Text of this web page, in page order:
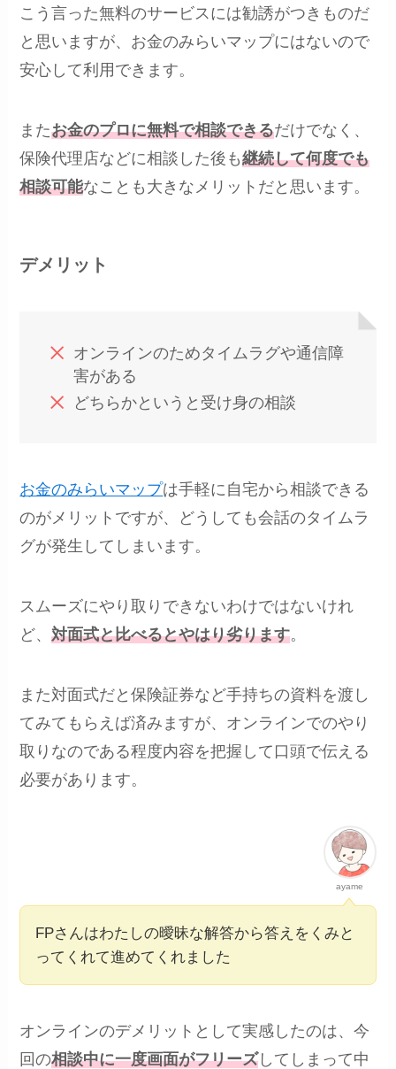
こう言った無料のサービスには勧誘がつきものだ
と思いますが、お金のみらいマップにはないので
安心して利用できます。
またお金のプロに無料で相談できるだけでなく、
保険代理店などに相談した後も継続して何度でも
相談可能なことも大きなメリットだと思います。
デメリット
オンラインのためタイムラグや通信障
害がある
どちらかというと受け身の相談
お金のみらいマップは手軽に自宅から相談できる
のがメリットですが、どうしても会話のタイムラ
グが発生してしまいます。
スムーズにやり取りできないわけではないけれ
ど、対面式と比べるとやはり劣ります。
また対面式だと保険証券など手持ちの資料を渡し
てみてもらえば済みますが、オンラインでのやり
取りなのである程度内容を把握して口頭で伝える
必要があります。
ayame
FPさんはわたしの曖昧な解答から答えをくみと
ってくれて進めてくれました
オンラインのデメリットとして実感したのは、今
回の相談中に一度画面がフリーズしてしまって中